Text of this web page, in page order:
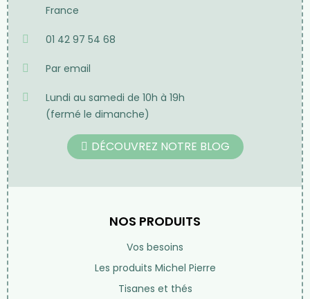
France
01 42 97 54 68
Par email
Lundi au samedi de 10h à 19h
(fermé le dimanche)
DÉCOUVREZ NOTRE BLOG
NOS PRODUITS
Vos besoins
Les produits Michel Pierre
Tisanes et thés